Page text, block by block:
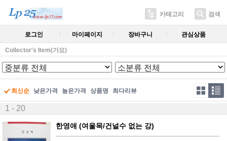
카테고리 검색
로그인 마이페이지 장바구니 관심상품
Collector's Item(가요)
최신순 낮은가격 높은가격 상품명 최다리뷰
1 - 20
한영애 (여울목/건널수 없는 강)